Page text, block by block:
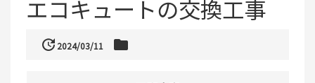
エコキュートの交換工事
update2024/03/11 folder